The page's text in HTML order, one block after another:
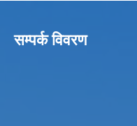
सम्पर्क विवरण